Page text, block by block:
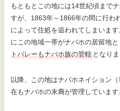
もともとこの地には14世紀頃まで
すが、1863年～1866年の間に行わ
によって住処を追われてしまいま
にこの地域一帯がナバホの居留地
トバレーもナバホ族の管轄 となりま
以降、この地はナバホネイション
在もナバホの末裔が管理しています